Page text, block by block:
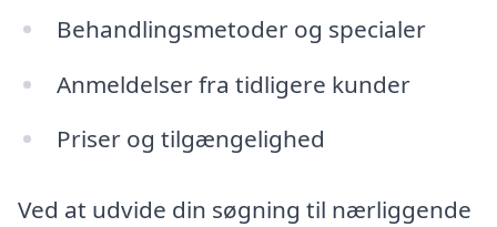
Behandlingsmetoder og specialer
Anmeldelser fra tidligere kunder
Priser og tilgængelighed
Ved at udvide din søgning til nærliggende